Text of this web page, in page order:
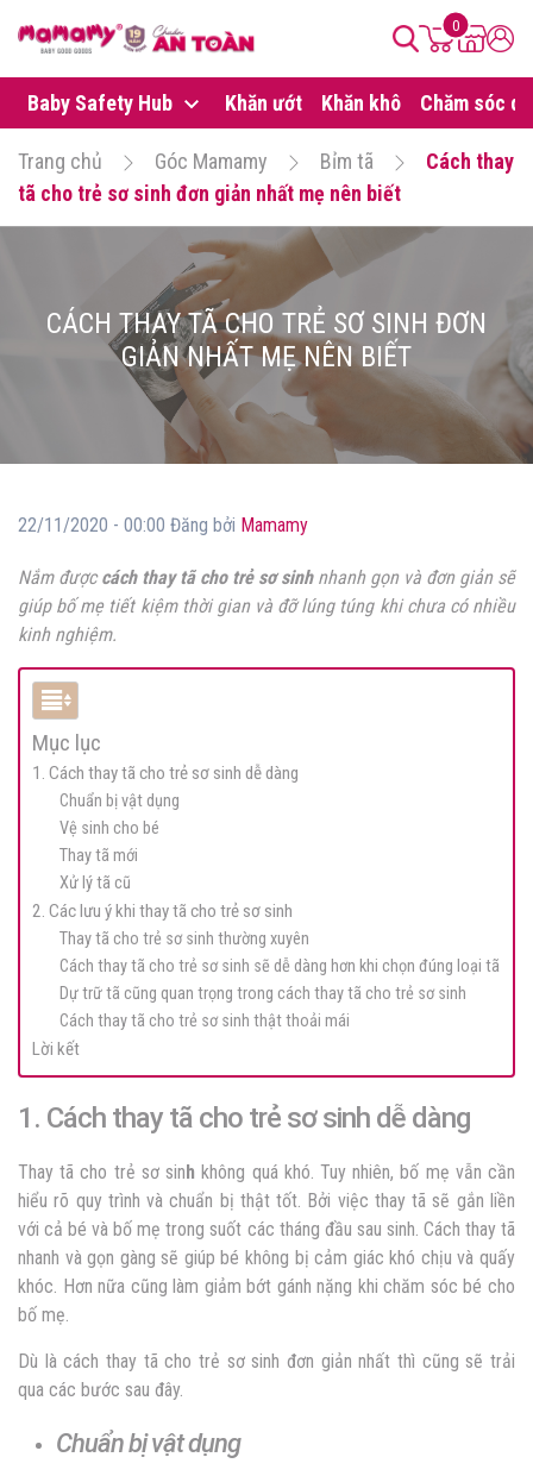
0
Baby Safety Hub Khăn ướt Khăn khô Chăm sóc da
Trang chủ Góc Mamamy Bỉm tã
Cách thay
tã cho trẻ sơ sinh đơn giản nhất mẹ nên biết
CÁCH THAY TÃ CHO TRẺ SƠ SINH ĐƠN
GIẢN NHẤT MẸ NÊN BIẾT
22/11/2020 - 00:00 Đăng bởi Mamamy
Nắm đượccách thay tã cho trẻ sơ sinhnhanh gọn và đơn giản sẽ
giúp bố mẹ tiết kiệm thời gian và đỡ lúng túng khi chưa có nhiều
kinh nghiệm.
Mục lục
1. Cách thay tã cho trẻ sơ sinh dễ dàng
Chuẩn bị vật dụng
Vệ sinh cho bé
Thay tã mới
Xử lý tã cũ
2. Các lưu ý khi thay tã cho trẻ sơ sinh
Thay tã cho trẻ sơ sinh thường xuyên
Cách thay tã cho trẻ sơ sinh sẽ dễ dàng hơn khi chọn đúng loại tã
Dự trữ tã cũng quan trọng trong cách thay tã cho trẻ sơ sinh
Cách thay tã cho trẻ sơ sinh thật thoải mái
Lời kết
1. Cách thay tã cho trẻ sơ sinh dễ dàng
Thay tã cho trẻ sơ sin h không quá khó. Tuy nhiên, bố mẹ vẫn cần
hiểu rõ quy trình và chuẩn bị thật tốt. Bởi việc thay tã sẽ gắn liền
với cả bé và bố mẹ trong suốt các tháng đầu sau sinh. Cách thay tã
nhanh và gọn gàng sẽ giúp bé không bị cảm giác khó chịu và quấy
khóc. Hơn nữa cũng làm giảm bớt gánh nặng khi chăm sóc bé cho
bố mẹ.
Dù là cách thay tã cho trẻ sơ sinh đơn giản nhất thì cũng sẽ trải
qua các bước sau đây.
Chuẩn bị vật dụng